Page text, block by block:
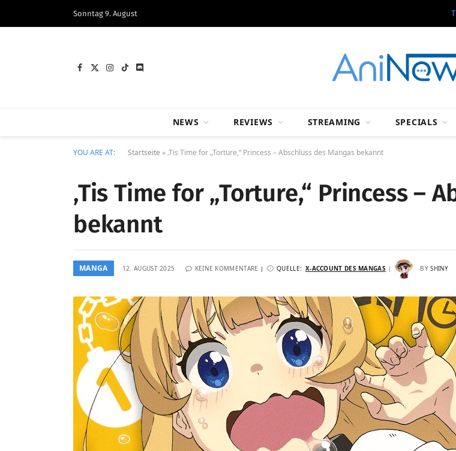
Sonntag 9. August
Facebook
X
Instagram
TikTokDiscord
NEWS REVIEWS STREAMING SPECIALS
YOU ARE AT: Startseite »‚Tis Time for „Torture,“ Princess – Abschluss des Mangas bekannt
‚Tis Time for „Torture,“ Princess –
bekannt
MANGA 12. AUGUST 2025 KEINE KOMMENTARE QUELLE: X-ACCOUNT DES MANGAS BY SHINY